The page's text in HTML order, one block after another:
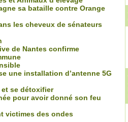
sa bataille contre Orange
les cheveux de sénateurs
de Nantes confirme
une installation d’antenne 5G
se détoxifier
pour avoir donné son feu
victimes des ondes